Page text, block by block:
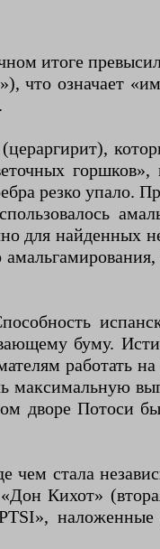
итоге
что означает
горшков»,
резко упало.
для найденных
буму.
работать
максимальную
дворе Потоси
чем стала
Кихот»
наложенные